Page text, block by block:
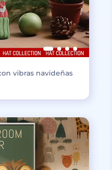
vibras navideñas